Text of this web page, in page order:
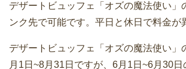
デザートビュッフェ「オズの魔法使い」
ンク先で可能です。平日と休日で料金が
デザートビュッフェ「オズの魔法使い」
月1日~8月31日ですが、6月1日~6月30